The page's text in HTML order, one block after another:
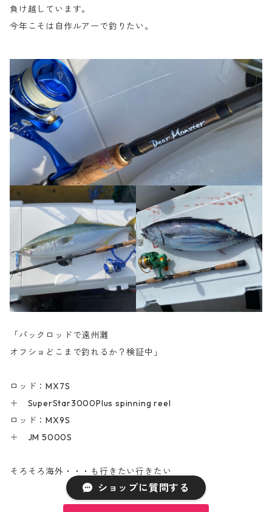
負け越しています。
今年こそは自作ルアーで釣りたい。
「パックロッドで遠州灘
オフショどこまで釣れるか？検証中」
ロッド：MX7S
＋ SuperStar3000Plus spinning reel
ロッド：MX9S
＋ JM 5000S
そろそろ海外・・・も行きたい行きたい
ショップに質問する